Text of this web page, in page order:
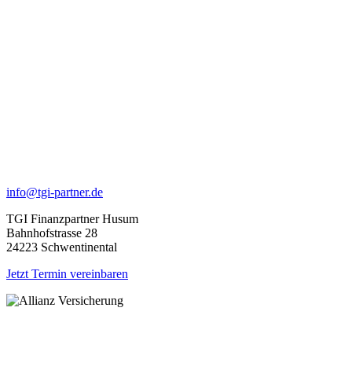
info@tgi-partner.de
TGI Finanzpartner Husum
Bahnhofstrasse 28
24223 Schwentinental
Jetzt Termin vereinbaren